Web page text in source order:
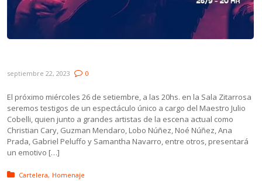
septiembre 22, 2023 0
El próximo miércoles 26 de setiembre, a las 20hs. en la Sala Zitarrosa
seremos testigos de un espectáculo único a cargo del Maestro Julio
Cobelli, quien junto a grandes artistas de la escena actual como
Christian Cary, Guzman Mendaro, Lobo Núñez, Noé Núñez, Ana
Prada, Gabriel Peluffo y Samantha Navarro, entre otros, presentará
un emotivo […]
Posted in:
Cartelera Homenaje